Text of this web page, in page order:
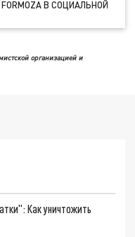
В СОЦИАЛЬНОЙ
организацией и
Как уничтожить